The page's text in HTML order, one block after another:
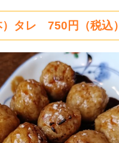
タレ 750円（税込）